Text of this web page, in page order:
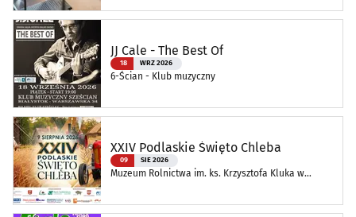
JJ Cale - The Best Of
18 WRZ 2026
6-Ścian - Klub muzyczny
XXIV Podlaskie Święto Chleba
09 SIE 2026
Muzeum Rolnictwa im. ks. Krzysztofa Kluka w